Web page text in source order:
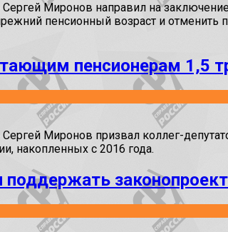
Миронов направил на
пенсионный возраст и
пенсионерам 1,5
Миронов призвал коллег-
накопленных с 2016 года.